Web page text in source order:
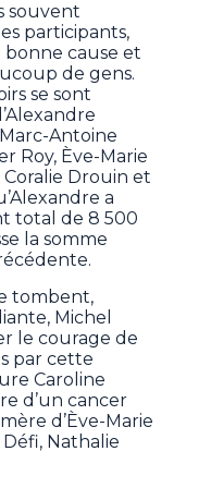
souvent
participants,
bonne cause et
de gens.
se sont
Antoine
Roy, Ève-Marie
Drouin et
a
total de 8 500
la somme
tombent,
Michel
le courage de
par cette
Caroline
d’un cancer
d’Ève-Marie
Nathalie